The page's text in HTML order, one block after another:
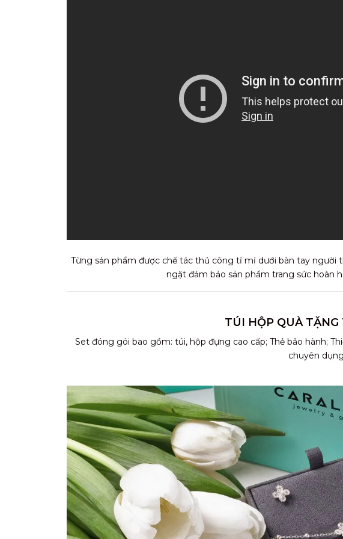
Từng sản phẩm được chế tác thủ công tỉ mỉ dưới bàn tay
ngặt đảm bảo sản phẩm trang sức hoàn
TÚI HỘP QUÀ TẶNG
Set đóng gói bao gồm: túi, hộp đựng cao cấp; Thẻ bảo hành;
chuyên